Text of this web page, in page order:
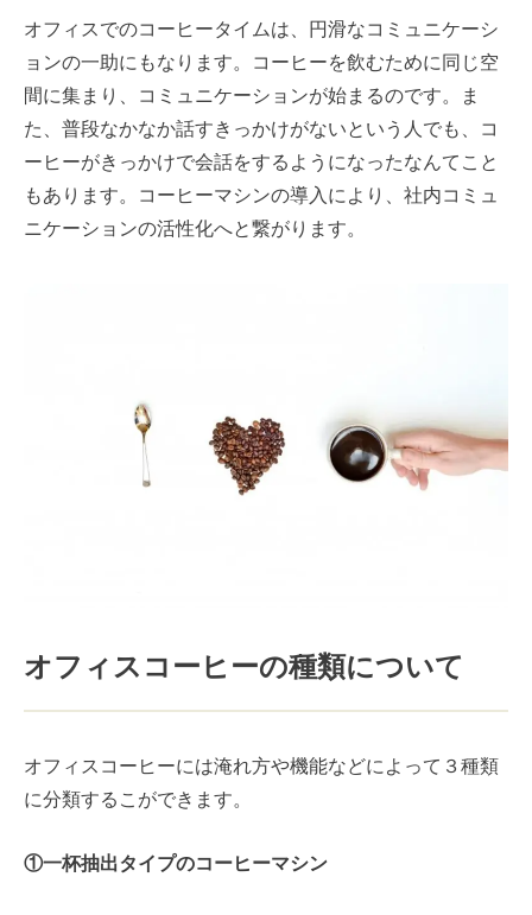
オフィスでのコーヒータイムは、
円滑なコミュニケーシ
ョンの一助にもなります。コーヒーを飲むために同じ空
間に集まり、コミュニケーションが始まるのです。ま
た、普段なかなか話すきっかけがないという人でも、コ
ーヒーがきっかけで会話をするようになったなんてこと
もあります。コーヒーマシンの導入により、社内コミュ
ニケーションの活性化へと繋がります。
オフィスコーヒーの種類について
オフィスコーヒーには淹れ方や機能などによって３種類
に分類するこができます。
①一杯抽出タイプのコーヒーマシン